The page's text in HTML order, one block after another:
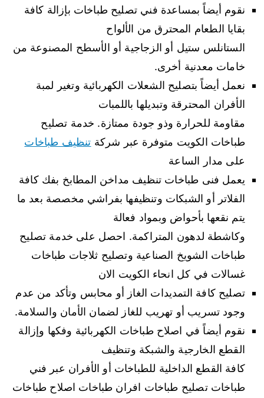
نقوم أيضاً بمساعدة فني تصليح طباخات بإزالة كافة
بقايا الطعام المحترق من الألواح
الستانلس ستيل أو الزجاجية أو الأسطح المصنوعة من
خامات معدنية أخرى.
نعمل أيضاً بتصليح الشعلات الكهربائية وتغير لمبة
الأفران المحترقة وتبديلها باللمبات
مقاومة للحرارة وذو جودة ممتازة. خدمة تصليح
طباخات الكويت متوفرة عبر شركة تنظيف طباخات
على مدار الساعة
يعمل فنى طباخات تنظيف مداخن المطابخ بفك كافة
الفلاتر أو الشبكات وتنظيفها بفراشي مخصصة بعد ما
يتم نقعها بأحواض وبمواد فعالة
وكاشطة لدهون المتراكمة. احصل على خدمة تصليح
طباخات الشويخ الصناعية وتصليح ثلاجات طباخات
غسالات في كل انحاء الكويت الان
تصليح كافة التمديدات الغاز أو محابس وتأكد من عدم
وجود تسريب أو تهريب للغاز لضمان الأمان والسلامة.
نقوم أيضاً في اصلاح طباخات الكهربائية وفكها وإزالة
القطع الخارجية والشبكة وتنظيف
كافة القطع الداخلية للطباخات أو الأفران عبر فني
طباخات تصليح طباخات افران طباخات اصلاح طباخات